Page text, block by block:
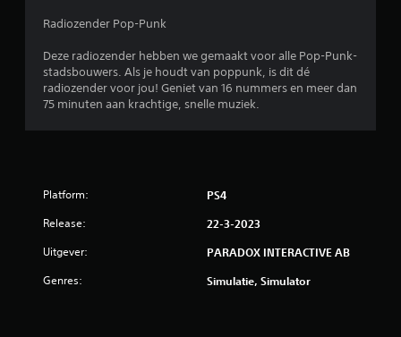
Radiozender Pop-Punk
Deze radiozender hebben we gemaakt voor alle Pop-Punk-
stadsbouwers. Als je houdt van poppunk, is dit dé
radiozender voor jou! Geniet van 16 nummers en meer dan
75 minuten aan krachtige, snelle muziek.
Platform: PS4
Release: 22-3-2023
Uitgever: PARADOX INTERACTIVE AB
Genres: Simulatie, Simulator